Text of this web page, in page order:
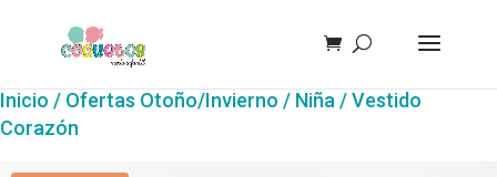
Inicio / Ofertas Otoño/Invierno / Niña / Vestido
Corazón